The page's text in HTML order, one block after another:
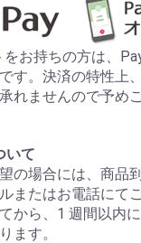
お持ちの方は、
す。決済の特性上
れませんので予め
いて
の場合には、商品
またはお電話にて
から、1 週間以内
ます。